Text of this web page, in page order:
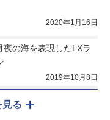
2020年1月16日
の海を表現したLXラ
2019年10月8日
見る